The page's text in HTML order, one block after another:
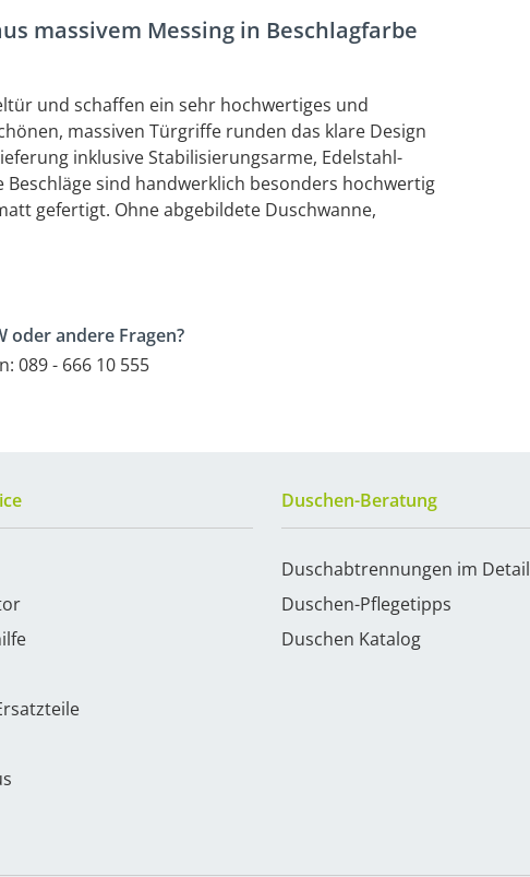
massivem Messing in Beschlagfarbe
und schaffen ein sehr hochwertiges und
massiven Türgriffe runden das klare Design
inklusive Stabilisierungsarme, Edelstahl-
sind handwerklich besonders hochwertig
gefertigt. Ohne abgebildete Duschwanne,
oder andere Fragen?
089 - 666 10 555
Duschen-Beratung
Duschabtrennungen im Detail
Duschen-Pflegetipps
Duschen Katalog